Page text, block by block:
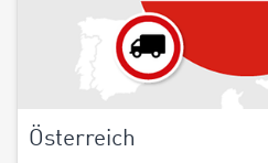
Österreich